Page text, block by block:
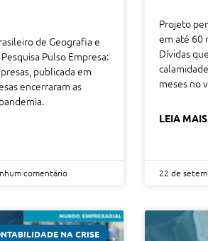
de Geografia e
Pulso Empresa:
publicada em
encerraram as
comentário
Projeto
em até 60
Dívidas
meses no
LEIA
22 de
NA CRISE